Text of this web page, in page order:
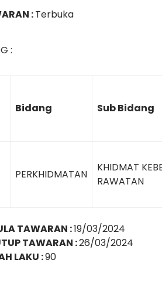
:Terbuka
:
Bidang Sub Bidang
PERKHIDMATAN
KHIDMAT
RAWATAN
TAWARAN :19/03/2024
TAWARAN :26/03/2024
LAKU :90